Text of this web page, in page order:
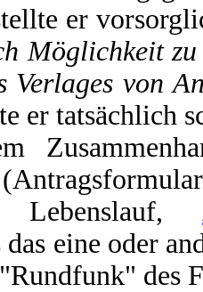
er
Möglichkeit
Verlages von
er tatsächlich
Lebenslauf,
eine oder
des